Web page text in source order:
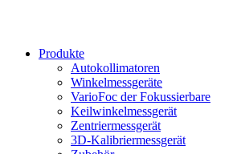
Produkte
Autokollimatoren
Winkelmessgeräte
VarioFoc der Fokussierbare
Keilwinkelmessgerät
Zentriermessgerät
3D-Kalibriermessgerät